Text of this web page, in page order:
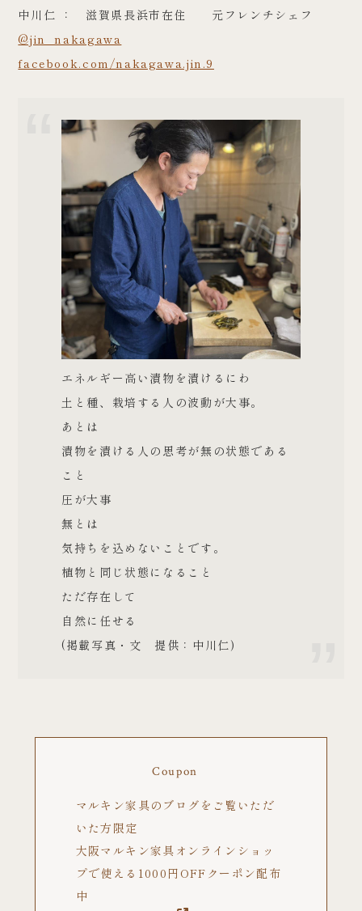
中川仁 ： 滋賀県長浜市在住 元フレンチシェフ
@jin_nakagawa
facebook.com/nakagawa.jin.9
エネルギー高い漬物を漬けるにわ
土と種、栽培する人の波動が大事。
あとは
漬物を漬ける人の思考が無の状態である
こと
圧が大事
無とは
気持ちを込めないことです。
植物と同じ状態になること
ただ存在して
自然に任せる
(掲載写真・文 提供：中川仁)
Coupon
マルキン家具のブログをご覧いただ
いた方限定
大阪マルキン家具オンラインショッ
プで使える1000円OFFクーポン配布
中